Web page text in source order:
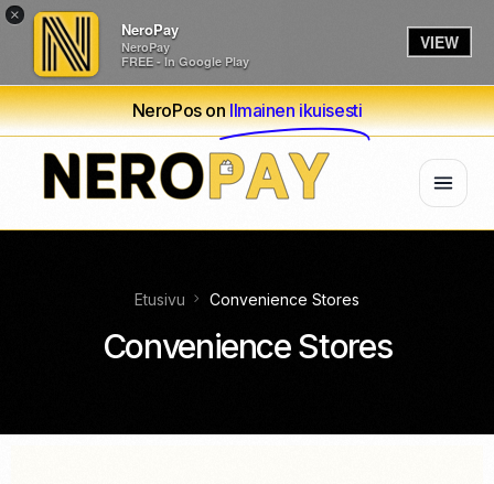
×
NeroPay
NeroPay
FREE - In Google Play
VIEW
NeroPos onIlmainen ikuisesti
Etusivu Convenience Stores
Convenience Stores